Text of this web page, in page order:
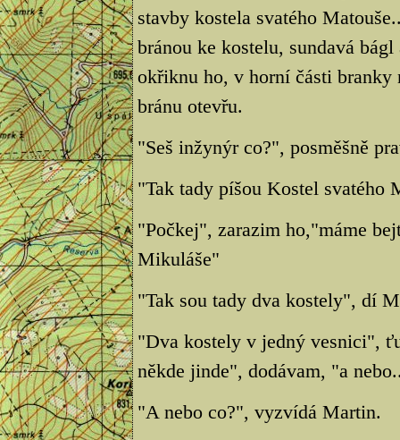
stavby kostela svatého
bránou ke kostelu, sundavá
okřiknu ho, v horní části branky
bránu otevřu.
"Seš inžynýr co?", posměšně
"Tak tady píšou Kostel svatého
"Počkej", zarazim ho,"máme
Mikuláše"
"Tak sou tady dva kostely", dí
"Dva kostely v jedný vesnici",
někde jinde", dodávam, "a
"A nebo co?", vyzvídá Martin.